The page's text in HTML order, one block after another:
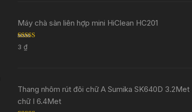
Máy chà sàn liên hợp mini HiClean HC201
Rated
out of 5
3 ₫
Thang nhôm rút đôi chữ A Sumika SK640D 3.2Met
chữ I 6.4Met